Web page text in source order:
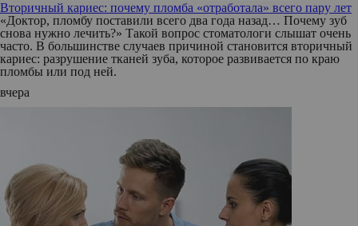
Вторичный кариес: почему пломба «отработала» всего пару лет
«Доктор, пломбу поставили всего два года назад… Почему зуб
снова нужно лечить?» Такой вопрос стоматологи слышат очень
часто. В большинстве случаев причиной становится вторичный
кариес: разрушение тканей зуба, которое развивается по краю
пломбы или под ней.
вчера